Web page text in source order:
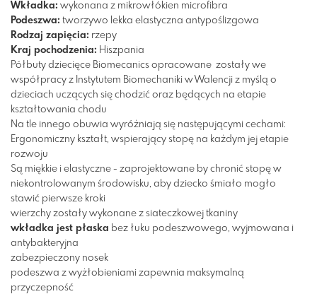
Wkładka: wykonana z mikrowłókien microfibra
Podeszwa: tworzywo lekka elastyczna antypoślizgowa
Rodzaj zapięcia: rzepy
Kraj pochodzenia: Hiszpania
Półbuty dziecięce Biomecanics opracowane zostały we
współpracy z Instytutem Biomechaniki w Walencji z myślą o
dzieciach uczących się chodzić oraz będących na etapie
kształtowania chodu
Na tle innego obuwia wyróżniają się następującymi cechami:
Ergonomiczny kształt, wspierający stopę na każdym jej etapie
rozwoju
Są miękkie i elastyczne - zaprojektowane by chronić stopę w
niekontrolowanym środowisku, aby dziecko śmiało mogło
stawić pierwsze kroki
wierzchy zostały wykonane z siateczkowej tkaniny
wkładka jest płaska bez łuku podeszwowego, wyjmowana i
antybakteryjna
zabezpieczony nosek
podeszwa z wyżłobieniami zapewnia maksymalną
przyczepność